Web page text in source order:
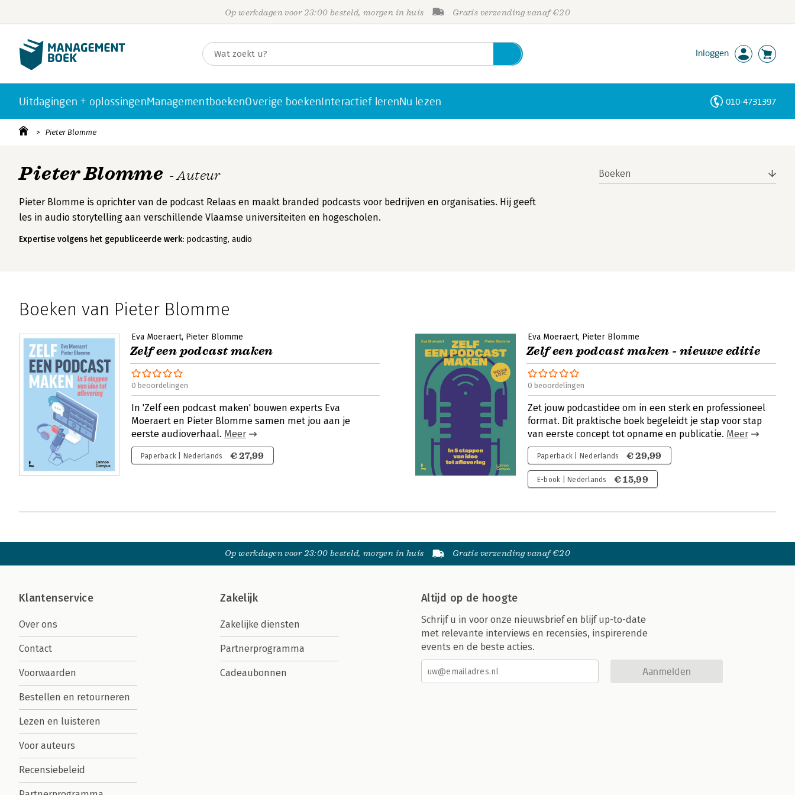
Op werkdagen voor 23:00 besteld, morgen in huis Gratis verzending vanaf €20
Inloggen
Uitdagingen + oplossingenManagementboekenOverige boekenInteractief lerenNu lezen 010-4731397
Pieter Blomme
Pieter Blomme - Auteur
Pieter Blomme is oprichter van de podcast Relaas en maakt branded podcasts voor bedrijven en organisaties. Hij geeft
les in audio storytelling aan verschillende Vlaamse universiteiten en hogescholen.
Expertise volgens het gepubliceerde werk: podcasting, audio
Boeken
Boeken van Pieter Blomme
Eva Moeraert Pieter Blomme
Zelf een podcast maken
0 beoordelingen
In 'Zelf een podcast maken' bouwen experts Eva
Moeraert en Pieter Blomme samen met jou aan je
eerste audioverhaal. Meer
Paperback | Nederlands € 27,99
Eva Moeraert Pieter Blomme
Zelf een podcast maken - nieuwe editie
0 beoordelingen
Zet jouw podcastidee om in een sterk en professioneel
format. Dit praktische boek begeleidt je stap voor stap
van eerste concept tot opname en publicatie. Meer
Paperback | Nederlands € 29,99
E-book | Nederlands € 15,99
Op werkdagen voor 23:00 besteld, morgen in huis Gratis verzending vanaf €20
Klantenservice
Over ons
Contact
Voorwaarden
Bestellen en retourneren
Lezen en luisteren
Voor auteurs
Recensiebeleid
Zakelijk
Zakelijke diensten
Partnerprogramma
Cadeaubonnen
Altijd op de hoogte
Schrijf u in voor onze nieuwsbrief en blijf up-to-date
met relevante interviews en recensies, inspirerende
events en de beste acties.
Aanmelden
Personen